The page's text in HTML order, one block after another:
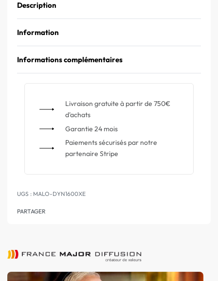
Description
Information
Informations complémentaires
Livraison gratuite à partir de 750€
d'achats
Garantie 24 mois
Paiements sécurisés par notre
partenaire Stripe
MALO-DYN1600XE
PARTAGER